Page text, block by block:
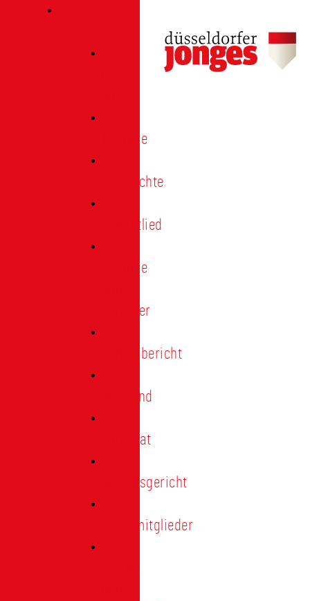
Termine
Geschichte
Heimatlied
Freunde
Förderer
Jahresbericht
Vorstand
Ehrenrat
Schiedsgericht
Ehrenmitglieder